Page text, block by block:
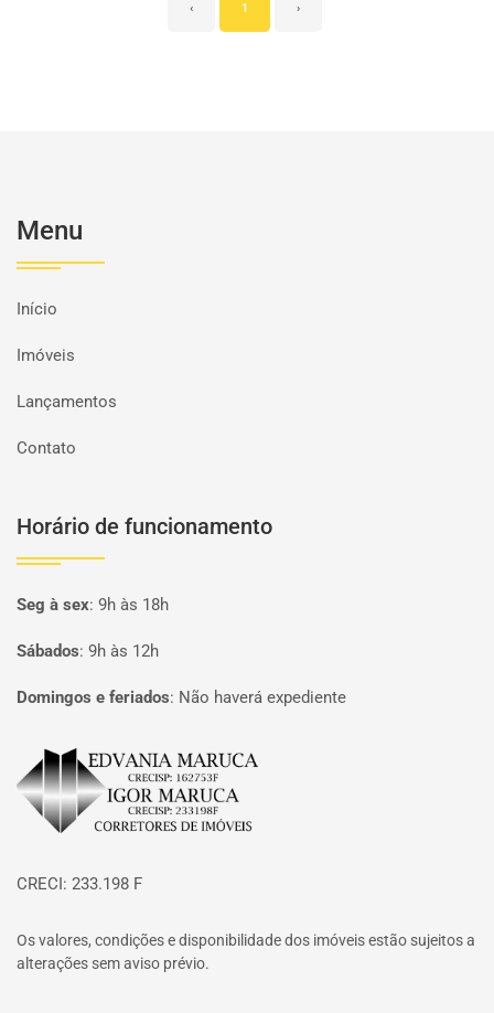
‹ 1 ›
Menu
Início
Imóveis
Lançamentos
Contato
Horário de funcionamento
Seg à sex: 9h às 18h
Sábados: 9h às 12h
Domingos e feriados: Não haverá expediente
Página inicial
CRECI: 233.198 F
Os valores, condições e disponibilidade dos imóveis estão sujeitos a
alterações sem aviso prévio.